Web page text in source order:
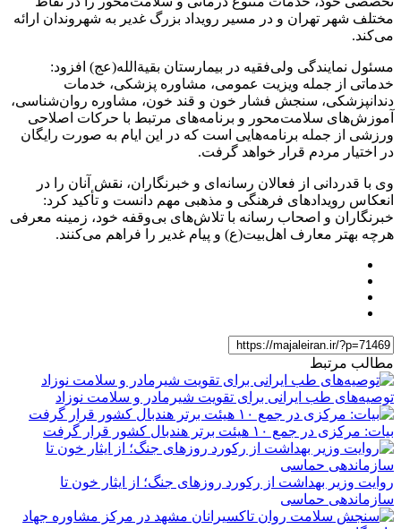
مختلف شهر تهران و در مسیر رویداد بزرگ غدیر به شهروندان ارائه
می‌کند.
مسئول نمایندگی ولی‌فقیه در بیمارستان بقیةالله(عج) افزود:
خدماتی از جمله ویزیت عمومی، مشاوره پزشکی، خدمات
دندانپزشکی، سنجش فشار خون و قند خون، مشاوره روان‌شناسی،
آموزش‌های سلامت‌محور و برنامه‌های مرتبط با حرکات اصلاحی
ورزشی از جمله برنامه‌هایی است که در این ایام به صورت رایگان
در اختیار مردم قرار خواهد گرفت.
وی با قدردانی از فعالان رسانه‌ای و خبرنگاران، نقش آنان را در
انعکاس رویدادهای فرهنگی و مذهبی مهم دانست و تأکید کرد:
خبرنگاران و اصحاب رسانه با تلاش‌های بی‌وقفه خود، زمینه معرفی
هرچه بهتر معارف اهل‌بیت(ع) و پیام غدیر را فراهم می‌کنند.
مطالب مرتبط
توصیه‌های طب ایرانی برای تقویت شیرمادر و سلامت نوزاد
بیات: مرکزی در جمع ۱۰ هیئت برتر هندبال کشور قرار گرفت
روایت وزیر بهداشت از رکورد روزهای جنگ؛ از ایثار خون تا
سازماندهی حماسی